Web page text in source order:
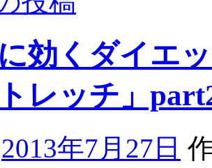
効くダイエ
レッチ」
2013年7月27日